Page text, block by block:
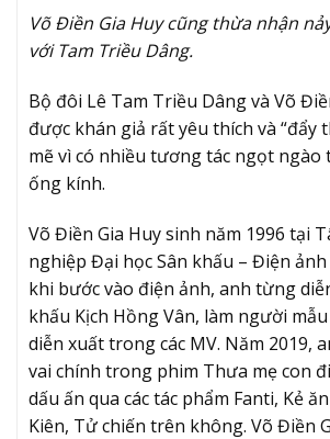
Võ Điền Gia Huy cũng thừa nhận
với Tam Triều Dâng.
Bộ đôi Lê Tam Triều Dâng và Võ
được khán giả rất yêu thích và “đẩy
mẽ vì có nhiều tương tác ngọt ngào
ống kính.
Võ Điền Gia Huy sinh năm 1996 tại
nghiệp Đại học Sân khấu – Điện
khi bước vào điện ảnh, anh từng
khấu Kịch Hồng Vân, làm người
diễn xuất trong các MV. Năm 2019,
vai chính trong phim Thưa mẹ con
dấu ấn qua các tác phẩm Fanti, Kẻ
Kiên, Tử chiến trên không. Võ Điền